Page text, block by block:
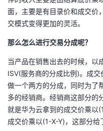
面，主要是有目录价和成交价
交模式变得更加的灵活。
那么怎么进行交易分成呢？
当产品在销售出去的时候，以
ISV(服务商的分成比例)。成
做一个两方的分成，同时为了
多的经销商。经销商这部分的
就是华为云拿到的成交价乘以
成交价乘以(1-X-Y)，这部分给